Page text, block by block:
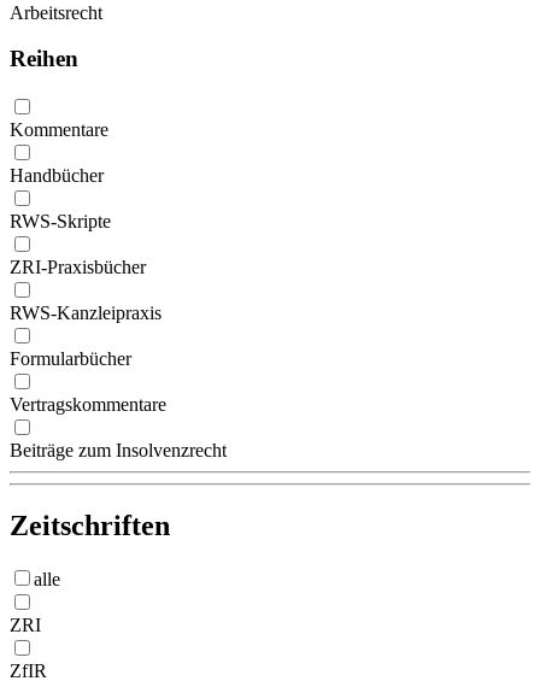
Arbeitsrecht
Reihen
Kommentare
Handbücher
RWS-Skripte
ZRI-Praxisbücher
RWS-Kanzleipraxis
Formularbücher
Vertragskommentare
Beiträge zum Insolvenzrecht
Zeitschriften
alle
ZRI
ZfIR